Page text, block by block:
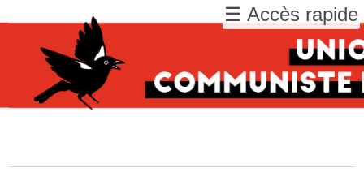
☰ Accès rapide